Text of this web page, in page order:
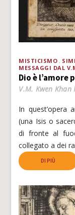
MISTICISMO
MESSAGGI DAL
Dio è l’amore
V.M. Kwen Khan
In quest’opera
(una Isis o
di fronte al
collegato a dei
DI PIÙ